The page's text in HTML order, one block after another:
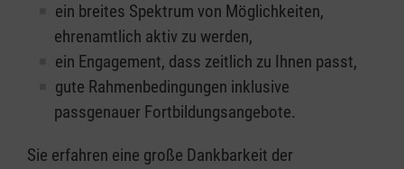
ein breites Spektrum von Möglichkeiten,
ehrenamtlich aktiv zu werden,
ein Engagement, dass zeitlich zu Ihnen passt,
gute Rahmenbedingungen inklusive
passgenauer Fortbildungsangebote.
Sie erfahren eine große Dankbarkeit der